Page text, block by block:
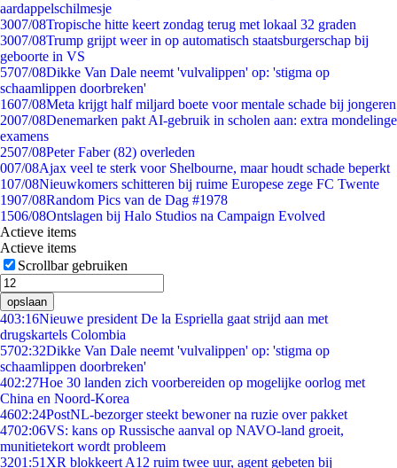
aardappelschilmesje
3007/08Tropische hitte keert zondag terug met lokaal 32 graden
3007/08Trump grijpt weer in op automatisch staatsburgerschap bij
geboorte in VS
5707/08Dikke Van Dale neemt 'vulvalippen' op: 'stigma op
schaamlippen doorbreken'
1607/08Meta krijgt half miljard boete voor mentale schade bij jongeren
2007/08Denemarken pakt AI-gebruik in scholen aan: extra mondelinge
examens
2507/08Peter Faber (82) overleden
007/08Ajax veel te sterk voor Shelbourne, maar houdt schade beperkt
107/08Nieuwkomers schitteren bij ruime Europese zege FC Twente
1907/08Random Pics van de Dag #1978
1506/08Ontslagen bij Halo Studios na Campaign Evolved
Actieve items
Actieve items
Scrollbar gebruiken
opslaan
403:16Nieuwe president De la Espriella gaat strijd aan met
drugskartels Colombia
5702:32Dikke Van Dale neemt 'vulvalippen' op: 'stigma op
schaamlippen doorbreken'
402:27Hoe 30 landen zich voorbereiden op mogelijke oorlog met
China en Noord-Korea
4602:24PostNL-bezorger steekt bewoner na ruzie over pakket
4702:06VS: kans op Russische aanval op NAVO-land groeit,
munitietekort wordt probleem
3201:51 XR blokkeert A12 ruim twee uur, agent gebeten bij